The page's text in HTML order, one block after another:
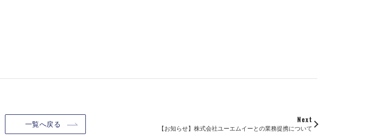
一覧へ戻る Next
【お知らせ】株式会社ユーエムイーとの業務提携について